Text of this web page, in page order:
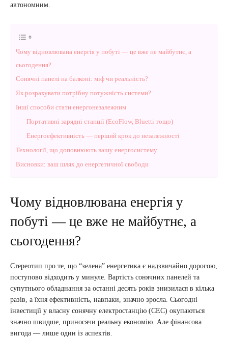
автономним.
Чому відновлювана енергія у побуті — це вже не майбутнє, а
сьогодення?
Сонячні панелі на балконі: міф чи реальність?
Як розрахувати потрібну потужність системи?
Інші способи стати енергонезалежним
Портативні зарядні станції (EcoFlow, Bluetti тощо)
Енергоефективність — перший крок до незалежності
Технології, що доповнюють вашу енергосистему
Висновки: ваш шлях до енергетичної свободи
Чому відновлювана енергія у
побуті — це вже не майбутнє, а
сьогодення?
Стереотип про те, що “зелена” енергетика є надзвичайно дорогою,
поступово відходить у минуле. Вартість сонячних панелей та
супутнього обладнання за останні десять років знизилася в кілька
разів, а їхня ефективність, навпаки, значно зросла. Сьогодні
інвестиції у власну сонячну електростанцію (СЕС) окупаються
значно швидше, приносячи реальну економію. Але фінансова
вигода — лише один із аспектів.